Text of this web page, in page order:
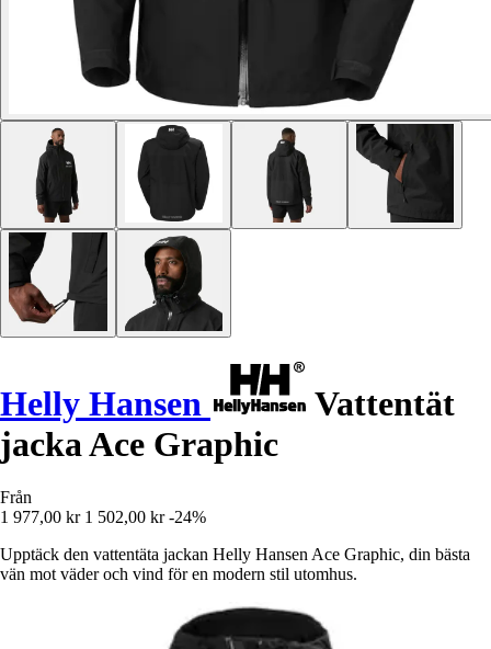
Helly Hansen
Vattentät
jacka Ace Graphic
Från
1 977,00 kr 1 502,00 kr -24%
Upptäck den vattentäta jackan Helly Hansen Ace Graphic, din bästa
vän mot väder och vind för en modern stil utomhus.